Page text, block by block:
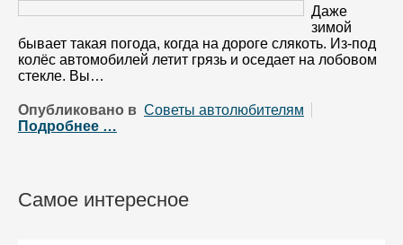
Даже
зимой
бывает такая погода, когда на дороге слякоть. Из-под
колёс автомобилей летит грязь и оседает на лобовом
стекле. Вы…
Опубликовано в Советы автолюбителям
Подробнее …
Самое интересное